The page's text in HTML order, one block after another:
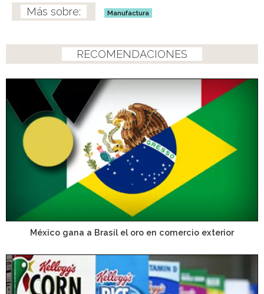
Manufactura
RECOMENDACIONES
México gana a Brasil el oro en comercio exterior